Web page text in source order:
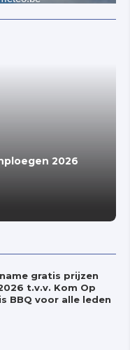
2026
gratis prijzen
t.v.v. Kom Op
BBQ voor alle leden